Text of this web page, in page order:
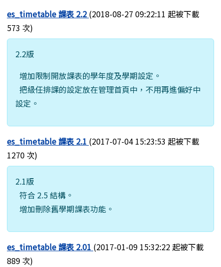
es_timetable 課表 2.2 (2018-08-27 09:22:11 起被下載
573 次)
2.2版
增加限制開放課表的學年度及學期設定。
把級任排課的設定放在管理首頁中，不用再進偏好中
設定。
es_timetable 課表 2.1 (2017-07-04 15:23:53 起被下載
1270 次)
2.1版
符合 2.5 結構。
增加刪除舊學期課表功能。
es_timetable 課表 2.01 (2017-01-09 15:32:22 起被下載
889 次)